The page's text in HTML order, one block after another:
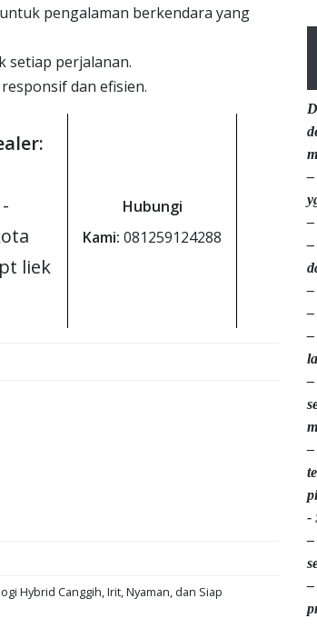
pengalaman berkendara yang
setiap perjalanan.
dan efisien.
liek
Hubungi
Kami: 081259124288
Hybrid Canggih, Irit, Nyaman, dan Siap
–
–
–
–
–
–
–
-
–
–